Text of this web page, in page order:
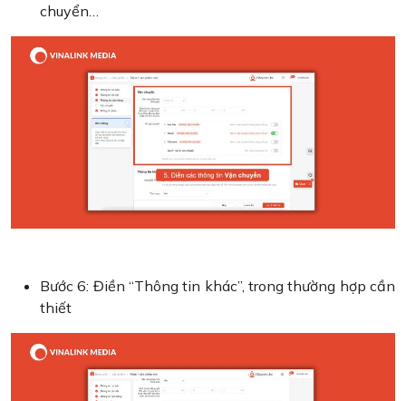
chuyển…
Bước 6: Điền “Thông tin khác”, trong thường hợp cần
thiết